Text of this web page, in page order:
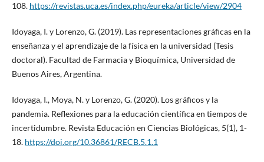
108. https://revistas.uca.es/index.php/eureka/article/view/2904
Idoyaga, I. y Lorenzo, G. (2019). Las representaciones gráficas en la
enseñanza y el aprendizaje de la física en la universidad (Tesis
doctoral). Facultad de Farmacia y Bioquímica, Universidad de
Buenos Aires, Argentina.
Idoyaga, I., Moya, N. y Lorenzo, G. (2020). Los gráficos y la
pandemia. Reflexiones para la educación científica en tiempos de
incertidumbre. Revista Educación en Ciencias Biológicas, 5(1), 1-
18. https://doi.org/10.36861/RECB.5.1.1